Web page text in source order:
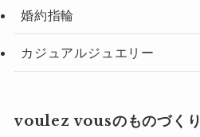
婚約指輪
カジュアルジュエリー
voulez vousのものづくり